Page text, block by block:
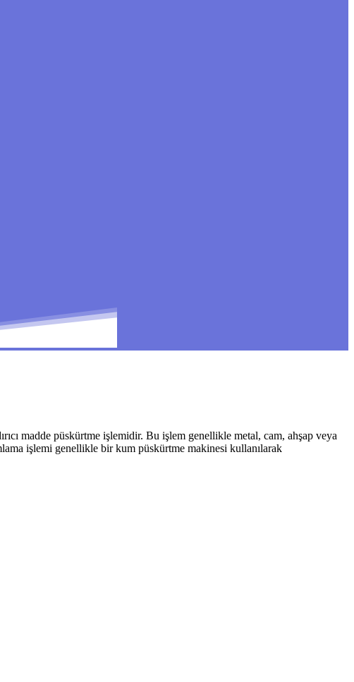
madde püskürtme işlemidir. Bu işlem genellikle metal, cam, ahşap veya
işlemi genellikle bir kum püskürtme makinesi kullanılarak